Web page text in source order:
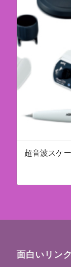
超音波スケ
面白いリンク